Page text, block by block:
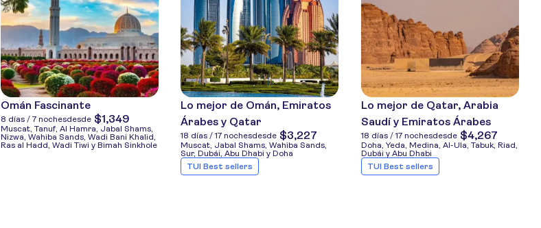
Omán Fascinante
8 días / 7 nochesdesde $1,349
Muscat, Tanuf, Al Hamra, Jabal Shams,
Nizwa, Wahiba Sands, Wadi Bani Khalid,
Ras al Hadd, Wadi Tiwi y Bimah Sinkhole
Lo mejor de Omán, Emiratos
Árabes y Qatar
18 días / 17 nochesdesde $3,227
Muscat, Jabal Shams, Wahiba Sands,
Sur, Dubái, Abu Dhabi y Doha
TUI Best sellers
Lo mejor de Qatar, Arabia
Saudí y Emiratos Árabes
18 días / 17 nochesdesde $4,267
Doha, Yeda, Medina, Al-Ula, Tabuk, Riad,
Dubái y Abu Dhabi
TUI Best sellers